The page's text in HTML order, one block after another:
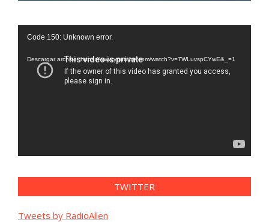
Reproductor
vídeo
Code 150: Unknown error.
Descargar archivo: https://www.youtube.com/watch?v=7WLuvspCYwE&_=1
TWITTER
Tweets by RadioAllen